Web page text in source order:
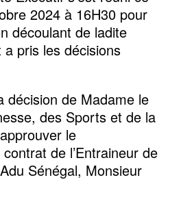
2024 à 16H30 pour
découlant de ladite
pris les décisions
décision de Madame le
des Sports et de la
le
de l’Entraineur de
Sénégal, Monsieur